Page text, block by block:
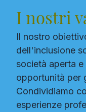
I nostri
Il nostro
dell'inclusione
società aperta
opportunità per
Condividiamo
esperienze